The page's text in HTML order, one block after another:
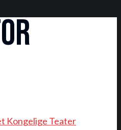
Kongelige Teater